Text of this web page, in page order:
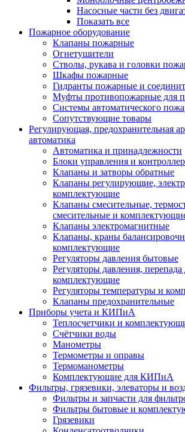
Насосные части без
Показать все
Пожарное оборудование
Клапаны пожарные
Огнетушители
Стволы, рукава и головки
Шкафы пожарные
Гидранты пожарные и
Муфты противопожарные для
Системы автоматического
Сопутствующие товары
Регулирующая, предохранительная
автоматика
Автоматика и принадлежности
Блоки управления и
Клапаны и затворы обратные
Клапаны регулирующие,
комплектующие
Клапаны смесительные,
смесительные и
Клапаны электромагнитные
Клапаны, краны
комплектующие
Регуляторы давления бытовые
Регуляторы давления, перепада
комплектующие
Регуляторы температуры и
Клапаны предохранительные
Приборы учета и КИПиА
Теплосчетчики и
Счётчики воды
Манометры
Термометры и оправы
Термоманометры
Комплектующие для КИПиА
Фильтры, грязевики, элеваторы и
Фильтры и запчасти для
Фильтры бытовые и
Грязевики